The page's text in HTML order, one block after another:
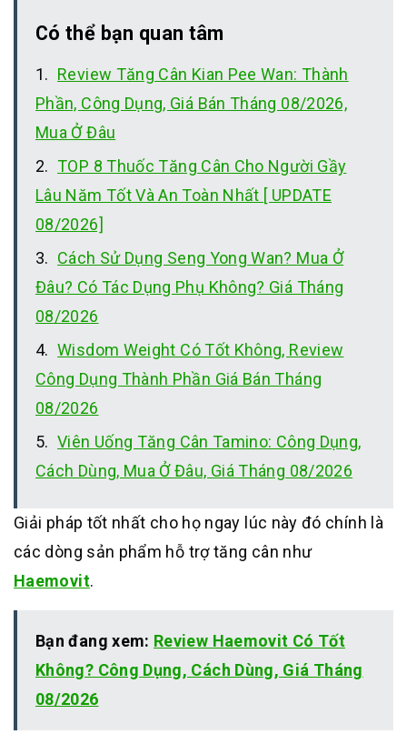
Có thể bạn quan tâm
Review Tăng Cân Kian Pee Wan: Thành
Phần, Công Dụng, Giá Bán Tháng 08/2026,
Mua Ở Đâu
TOP 8 Thuốc Tăng Cân Cho Người Gầy
Lâu Năm Tốt Và An Toàn Nhất [ UPDATE
08/2026]
Cách Sử Dụng Seng Yong Wan? Mua Ở
Đâu? Có Tác Dụng Phụ Không? Giá Tháng
08/2026
Wisdom Weight Có Tốt Không, Review
Công Dụng Thành Phần Giá Bán Tháng
08/2026
Viên Uống Tăng Cân Tamino: Công Dụng,
Cách Dùng, Mua Ở Đâu, Giá Tháng 08/2026
Giải pháp tốt nhất cho họ ngay lúc này đó chính là
các dòng sản phẩm hỗ trợ tăng cân như
Haemovit.
Bạn đang xem: Review Haemovit Có Tốt
Không? Công Dụng, Cách Dùng, Giá Tháng
08/2026